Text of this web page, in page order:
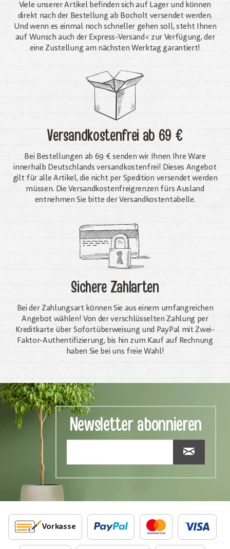
Viele unserer Artikel befinden sich auf Lager und können
direkt nach der Bestellung ab Bocholt versendet werden.
Und wenn es einmal noch schneller gehen soll, steht Ihnen
auf Wunsch auch der Express-Versand< zur Verfügung, der
eine Zustellung am nächsten Werktag garantiert!
Versandkostenfreiab 69 €
Bei Bestellungen ab 69 € senden wir Ihnen Ihre Ware
innerhalb Deutschlands versandkostenfrei! Dieses Angebot
gilt für alle Artikel, die nicht per Spedition versendet werden
müssen. Die Versandkosten­freigrenzen fürs Ausland
entnehmen Sie bitte der Versandkostentabelle.
Sichere Zahlarten
Bei der Zahlungsart können Sie aus einem umfangreichen
Angebot wählen! Von der verschlüsselten Zahlung per
Kreditkarte über Sofortüberweisung und PayPal mit Zwei-
Faktor-Authentifizierung, bis hin zum Kauf auf Rechnung
haben Sie bei uns freie Wahl!
Newsletter abonnieren
Vorkasse